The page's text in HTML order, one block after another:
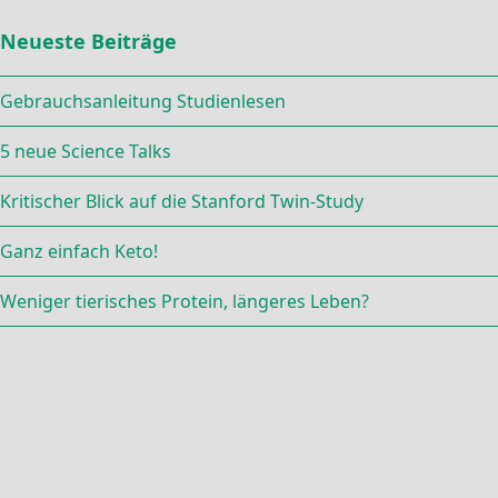
Neueste Beiträge
Gebrauchsanleitung Studienlesen
5 neue Science Talks
Kritischer Blick auf die Stanford Twin-Study
Ganz einfach Keto!
Weniger tierisches Protein, längeres Leben?